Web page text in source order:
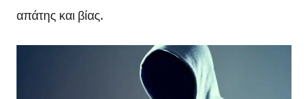
απάτης και βίας.